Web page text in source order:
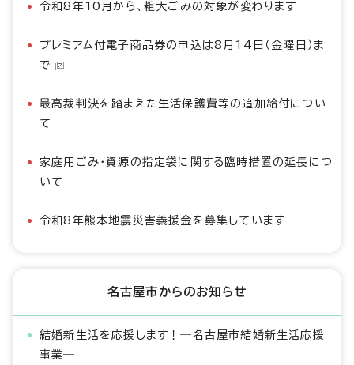
令和8年10月から、粗大ごみの対象が変わります
プレミアム付電子商品券の申込は8月14日（金曜日）ま
で
最高裁判決を踏まえた生活保護費等の追加給付につい
て
家庭用ごみ・資源の指定袋に関する臨時措置の延長につ
いて
令和8年熊本地震災害義援金を募集しています
名古屋市からのお知らせ
結婚新生活を応援します！―名古屋市結婚新生活応援
事業―